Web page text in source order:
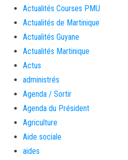
Actualités Courses PMU
Actualités de Martinique
Actualités Guyane
Actualités Martinique
Actus
administrés
Agenda / Sortir
Agenda du Président
Agriculture
Aide sociale
aides